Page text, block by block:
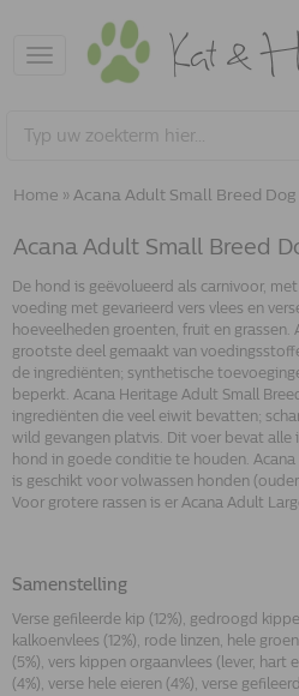
Toggle
navigation
Home » Acana Adult Small Breed Dog
Acana Adult Small Breed
De hond is geëvolueerd als carnivoor,
voeding met gevarieerd vers vlees en
hoeveelheden groenten, fruit en
grootste deel gemaakt van
de ingrediënten; synthetische
beperkt. Acana Heritage Adult Small
ingrediënten die veel eiwit bevatten;
wild gevangen platvis. Dit voer bevat
hond in goede conditie te houden.
is geschikt voor volwassen honden (ouder
Voor grotere rassen is er Acana Adult
Samenstelling
Verse gefileerde kip (12%), gedroogd
kalkoenvlees (12%), rode linzen, hele
(5%), vers kippen orgaanvlees (lever, hart
(4%), verse hele eieren (4%), verse